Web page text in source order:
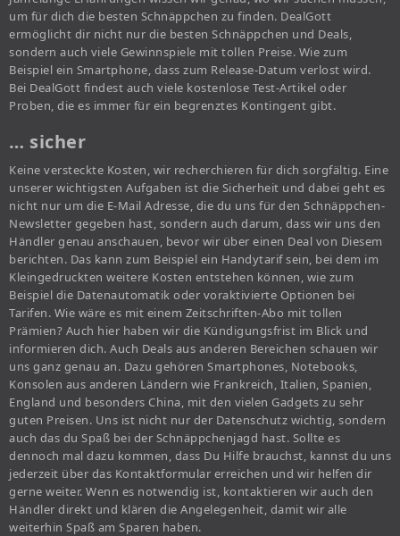
um für dich die besten Schnäppchen zu finden. DealGott
ermöglicht dir nicht nur die besten Schnäppchen und Deals,
sondern auch viele Gewinnspiele mit tollen Preise. Wie zum
Beispiel ein Smartphone, dass zum Release-Datum verlost wird.
Bei DealGott findest auch viele kostenlose Test-Artikel oder
Proben, die es immer für ein begrenztes Kontingent gibt.
… sicher
Keine versteckte Kosten, wir recherchieren für dich sorgfältig. Eine
unserer wichtigsten Aufgaben ist die Sicherheit und dabei geht es
nicht nur um die E-Mail Adresse, die du uns für den Schnäppchen-
Newsletter gegeben hast, sondern auch darum, dass wir uns den
Händler genau anschauen, bevor wir über einen Deal von Diesem
berichten. Das kann zum Beispiel ein Handytarif sein, bei dem im
Kleingedruckten weitere Kosten entstehen können, wie zum
Beispiel die Datenautomatik oder voraktivierte Optionen bei
Tarifen. Wie wäre es mit einem Zeitschriften-Abo mit tollen
Prämien? Auch hier haben wir die Kündigungsfrist im Blick und
informieren dich. Auch Deals aus anderen Bereichen schauen wir
uns ganz genau an. Dazu gehören Smartphones, Notebooks,
Konsolen aus anderen Ländern wie Frankreich, Italien, Spanien,
England und besonders China, mit den vielen Gadgets zu sehr
guten Preisen. Uns ist nicht nur der Datenschutz wichtig, sondern
auch das du Spaß bei der Schnäppchenjagd hast. Sollte es
dennoch mal dazu kommen, dass Du Hilfe brauchst, kannst du uns
jederzeit über das Kontaktformular erreichen und wir helfen dir
gerne weiter. Wenn es notwendig ist, kontaktieren wir auch den
Händler direkt und klären die Angelegenheit, damit wir alle
weiterhin Spaß am Sparen haben.